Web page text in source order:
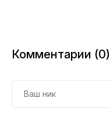
Комментарии (0)